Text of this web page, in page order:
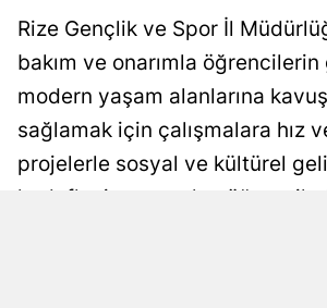
Rize Gençlik ve Spor İl
bakım ve onarımla
modern yaşam alanlarına
sağlamak için çalışmalara hız
projelerle sosyal ve kültürel
hedefleniyor; yurtlar,